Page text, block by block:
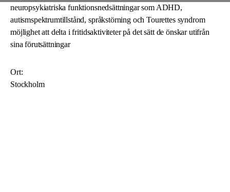
neuropsykiatriska funktionsnedsättningar som ADHD,
autismspektrumtillstånd, språkstörning och Tourettes syndrom
möjlighet att delta i fritidsaktiviteter på det sätt de önskar utifrån
sina förutsättningar
Ort:
Stockholm